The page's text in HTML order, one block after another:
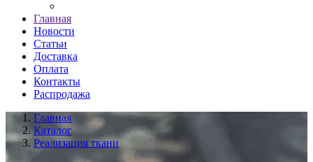
Главная
Новости
Статьи
Доставка
Оплата
Контакты
Распродажа
Главная
Каталог
Реализация ткани